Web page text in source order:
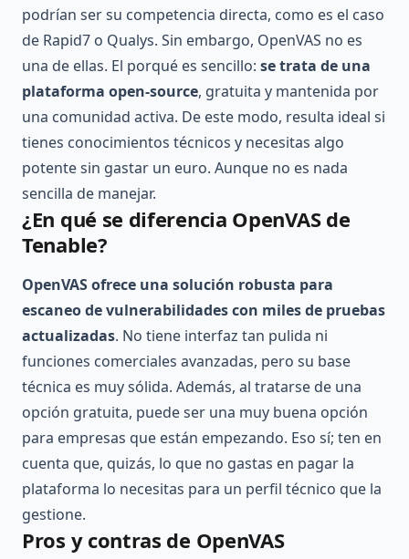
podrían ser su competencia directa, como es el caso
de Rapid7 o Qualys. Sin embargo, OpenVAS no es
una de ellas. El porqué es sencillo: se trata de una
plataforma open-source, gratuita y mantenida por
una comunidad activa. De este modo, resulta ideal si
tienes conocimientos técnicos y necesitas algo
potente sin gastar un euro. Aunque no es nada
sencilla de manejar.
¿En qué se diferencia OpenVAS de
Tenable?
OpenVAS ofrece una solución robusta para
escaneo de vulnerabilidades con miles de pruebas
actualizadas. No tiene interfaz tan pulida ni
funciones comerciales avanzadas, pero su base
técnica es muy sólida. Además, al tratarse de una
opción gratuita, puede ser una muy buena opción
para empresas que están empezando. Eso sí; ten en
cuenta que, quizás, lo que no gastas en pagar la
plataforma lo necesitas para un perfil técnico que la
gestione.
Pros y contras de OpenVAS